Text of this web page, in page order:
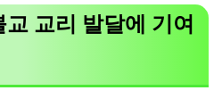
교리 발달에 기여